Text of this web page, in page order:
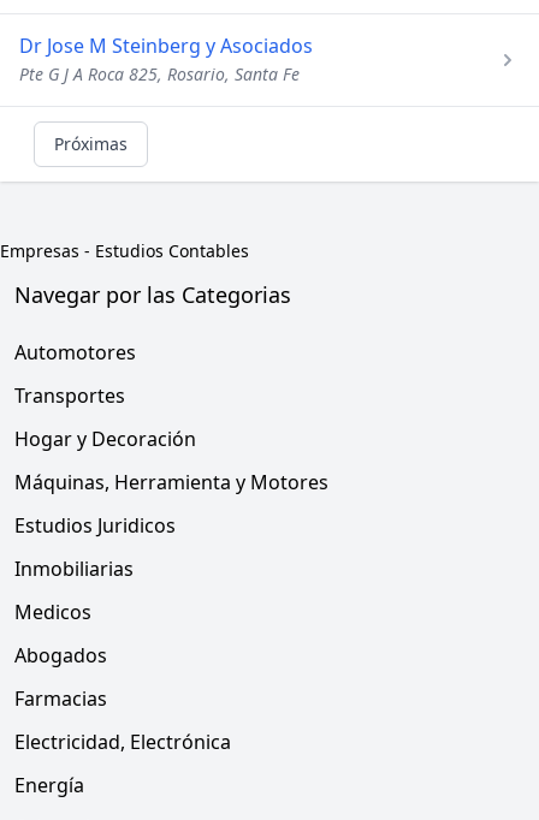
Dr Jose M Steinberg y Asociados
Pte G J A Roca 825, Rosario, Santa Fe
Próximas
Empresas - Estudios Contables
Navegar por las Categorias
Automotores
Transportes
Hogar y Decoración
Máquinas, Herramienta y Motores
Estudios Juridicos
Inmobiliarias
Medicos
Abogados
Farmacias
Electricidad, Electrónica
Energía